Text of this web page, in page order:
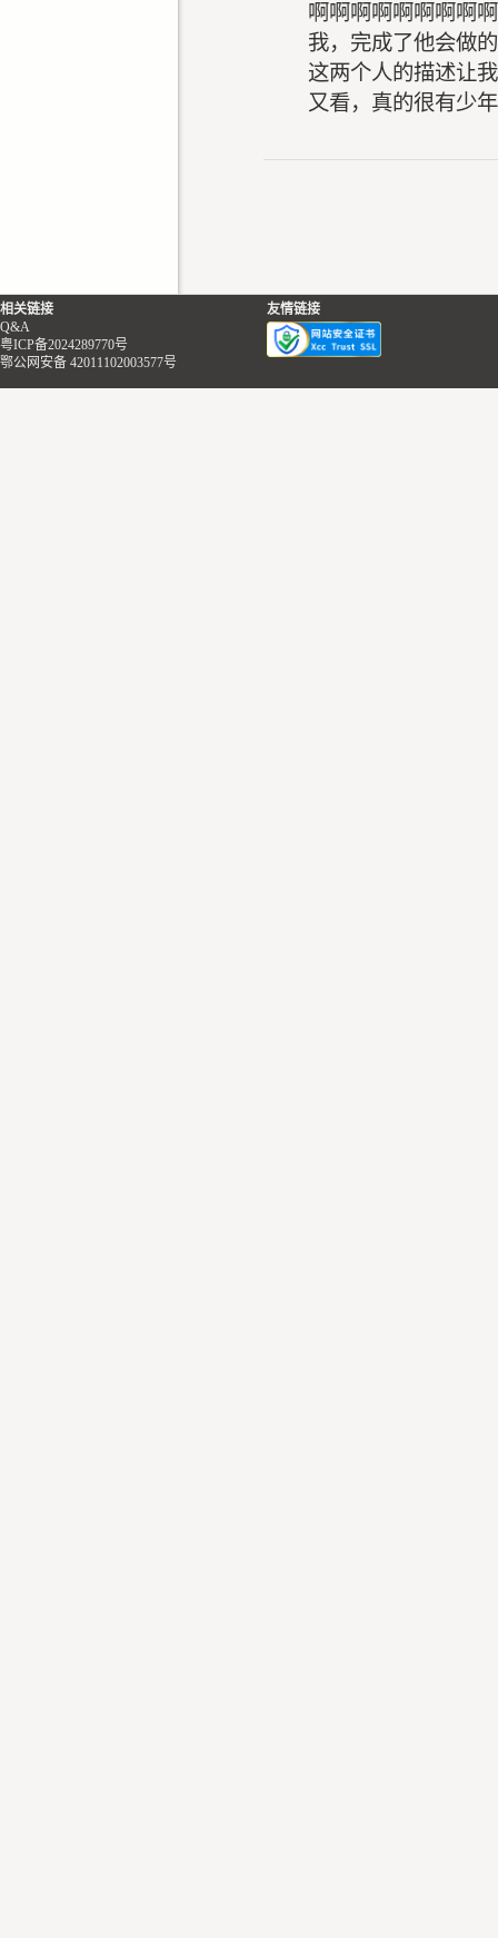
啊啊啊啊啊啊啊啊
我，完成了他会做
这两个人的描述让
又看，真的很有少
相关链接
Q&A
粤ICP备2024289770号
鄂公网安备 42011102003577号
友情链接